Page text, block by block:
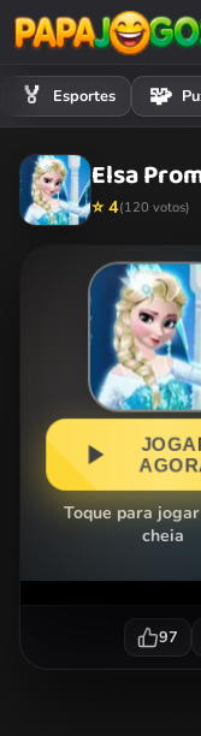
🏅 Esportes 🧩
Elsa
⭐ 4(120 votos)
Toque para
cheia
97